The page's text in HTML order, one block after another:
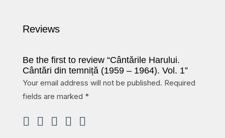
Reviews
Be the first to review “Cântările Harului.
Cântări din temniță (1959 – 1964). Vol. 1”
Your email address will not be published. Required
fields are marked *